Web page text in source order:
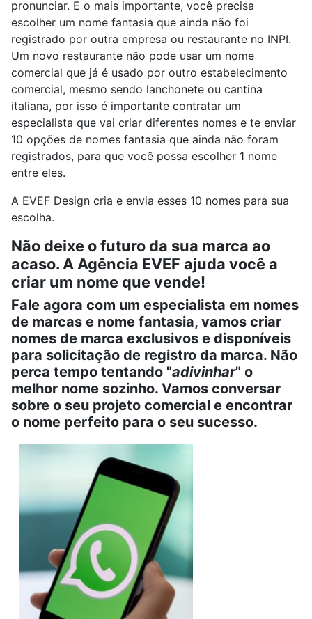
pronunciar. E o mais importante, você precisa
escolher um nome fantasia que ainda não foi
registrado por outra empresa ou restaurante no INPI.
Um novo restaurante não pode usar um nome
comercial que já é usado por outro estabelecimento
comercial, mesmo sendo lanchonete ou cantina
italiana, por isso é importante contratar um
especialista que vai criar diferentes nomes e te enviar
10 opções de nomes fantasia que ainda não foram
registrados, para que você possa escolher 1 nome
entre eles.
A EVEF Design cria e envia esses 10 nomes para sua
escolha.
Não deixe o futuro da sua marca ao
acaso. A Agência EVEF ajuda você a
criar um nome que vende!
Fale agora com um especialista em nomes
de marcas e nome fantasia, vamos criar
nomes de marca exclusivos e disponíveis
para solicitação de registro da marca. Não
perca tempo tentando "adivinhar" o
melhor nome sozinho. Vamos conversar
sobre o seu projeto comercial e encontrar
o nome perfeito para o seu sucesso.